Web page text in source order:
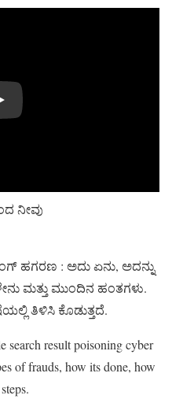
ನೀವು
: ಅದು ಏನು, ಅದನ್ನು
ಮತ್ತು ಮುಂದಿನ ಹಂತಗಳು.
ತಿಳಿಸಿ ಕೊಡುತ್ತದೆ.
search result poisoning cyber
of frauds, how its done, how